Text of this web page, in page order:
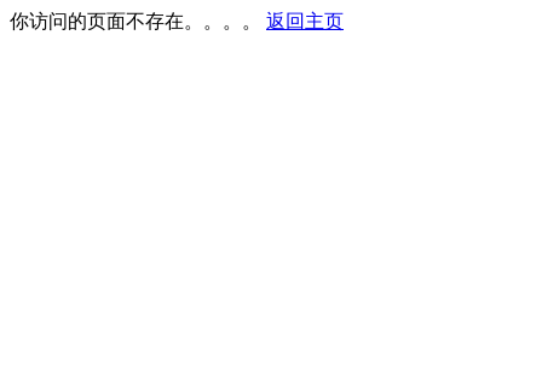
你访问的页面不存在。。。。 返回主页